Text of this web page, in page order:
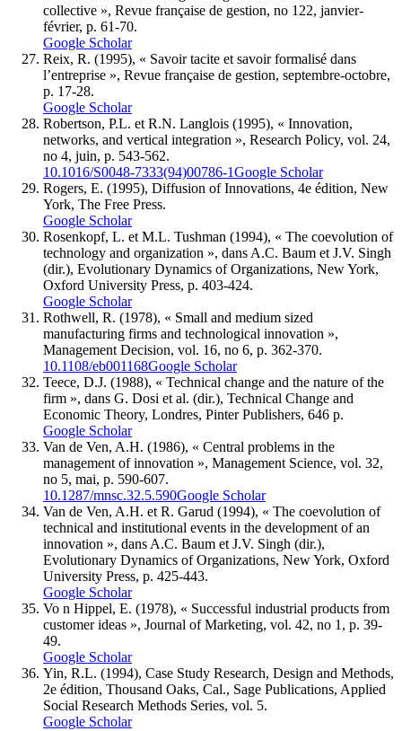
collective », Revue française de gestion, no 122, janvier-
février, p. 61-70.
Google Scholar
Reix, R. (1995), « Savoir tacite et savoir formalisé dans
l’entreprise », Revue française de gestion, septembre-octobre,
p. 17-28.
Google Scholar
Robertson, P.L. et R.N. Langlois (1995), « Innovation,
networks, and vertical integration », Research Policy, vol. 24,
no 4, juin, p. 543-562.
10.1016/S0048-7333(94)00786-1Google Scholar
Rogers, E. (1995), Diffusion of Innovations, 4e édition, New
York, The Free Press.
Google Scholar
Rosenkopf, L. et M.L. Tushman (1994), « The coevolution of
technology and organization », dans A.C. Baum et J.V. Singh
(dir.), Evolutionary Dynamics of Organizations, New York,
Oxford University Press, p. 403-424.
Google Scholar
Rothwell, R. (1978), « Small and medium sized
manufacturing firms and technological innovation »,
Management Decision, vol. 16, no 6, p. 362-370.
10.1108/eb001168Google Scholar
Teece, D.J. (1988), « Technical change and the nature of the
firm », dans G. Dosi et al. (dir.), Technical Change and
Economic Theory, Londres, Pinter Publishers, 646 p.
Google Scholar
Van de Ven, A.H. (1986), « Central problems in the
management of innovation », Management Science, vol. 32,
no 5, mai, p. 590-607.
10.1287/mnsc.32.5.590Google Scholar
Van de Ven, A.H. et R. Garud (1994), « The coevolution of
technical and institutional events in the development of an
innovation », dans A.C. Baum et J.V. Singh (dir.),
Evolutionary Dynamics of Organizations, New York, Oxford
University Press, p. 425-443.
Google Scholar
Vo n Hippel, E. (1978), « Successful industrial products from
customer ideas », Journal of Marketing, vol. 42, no 1, p. 39-
49.
Google Scholar
Yin, R.L. (1994), Case Study Research, Design and Methods,
2e édition, Thousand Oaks, Cal., Sage Publications, Applied
Social Research Methods Series, vol. 5.
Google Scholar